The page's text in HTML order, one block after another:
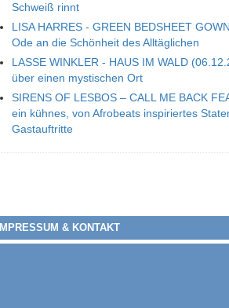
Schweiß rinnt
LISA HARRES - GREEN BEDSHEET
Ode an die Schönheit des Alltäglichen
LASSE WINKLER - HAUS IM WALD
über einen mystischen Ort
SIRENS OF LESBOS – CALL ME BACK
ein kühnes, von Afrobeats inspiriertes
Gastauftritte
IMPRESSUM & KONTAKT